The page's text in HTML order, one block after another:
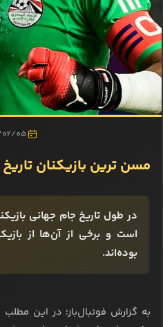
02/05
مسن ترین بازیکنان
در طول تاریخ جام جهانی
است و برخی از آن‌ها از
بوده‌اند.
به گزارش فوتبال‌باز؛ در این